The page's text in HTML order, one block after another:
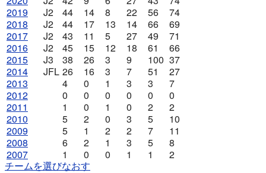
2019
J2 44 14 8 22 56
74
2018
J2 44 17 13 14 66
69
2017
J2 43 11 5 27 49
71
2016
J2 45 15 12 18 61
66
2015
J3 38 26 3 9 100 37
2014
JFL 26 16 3 7 51
27
2013
4 0 1 3 3
7
2012
0 0 0 0 0
0
2011
1 0 1 0 2
2
2010
5 2 0 3 5
10
2009
5 1 2 2 7
11
2008
6 2 1 3 5
8
2007
1 0 0 1 1
2
チームを選びなおす